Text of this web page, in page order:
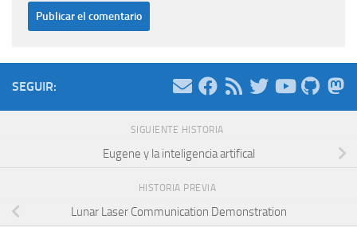
SEGUIR:
SIGUIENTE HISTORIA
Eugene y la inteligencia artifical
HISTORIA PREVIA
Lunar Laser Communication Demonstration